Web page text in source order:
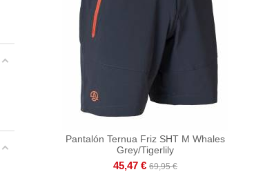
Pantalón Ternua Friz SHT M Whales
Grey/Tigerlily
45,47 € 69,95 €